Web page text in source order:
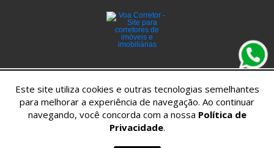
Este site utiliza cookies e outras tecnologias semelhantes
para melhorar a experiência de navegação. Ao continuar
navegando, você concorda com a nossa Política de
Privacidade.